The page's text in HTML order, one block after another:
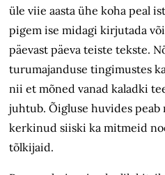
üle viie aasta ühe koha peal
pigem ise midagi kirjutada
päevast päeva teiste tekste.
turumajanduse tingimustes
nii et mõned vanad kaladki
juhtub. Õigluse huvides peab
kerkinud siiski ka mitmeid
tõlkijaid.